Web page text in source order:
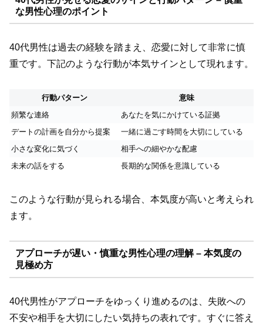
な男性心理のポイント
40代男性は過去の経験を踏まえ、恋愛に対して非常に慎
重です。下記のような行動が本気サインとして現れます。
行動パターン
意味
頻繁な連絡
あなたを気にかけている証拠
デートの計画を自分から提案
一緒に過ごす時間を大切にしている
小さな変化に気づく
相手への細やかな配慮
未来の話をする
長期的な関係を意識している
このような行動が見られる場合、本気度が高いと考えられ
ます。
アプローチが遅い・慎重な男性心理の理解 – 本気度の
見極め方
40代男性がアプローチをゆっくり進めるのは、失敗への
不安や相手を大切にしたい気持ちの表れです。すぐに答え